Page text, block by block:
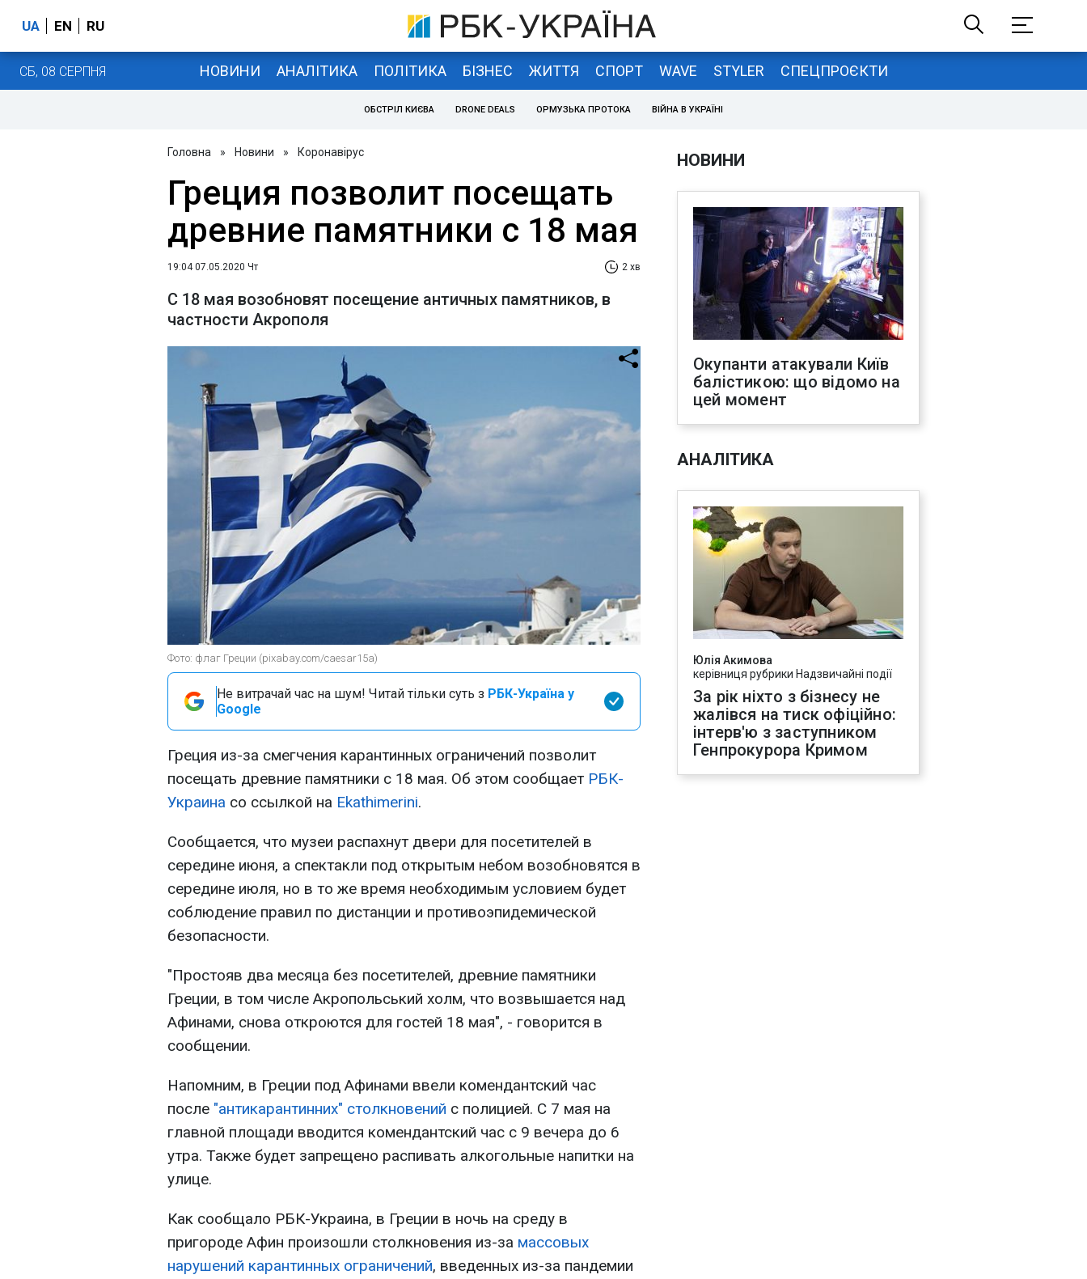
UA EN RU
СБ, 08 СЕРПНЯ НОВИНИ АНАЛІТИКА ПОЛІТИКА БІЗНЕС ЖИТТЯ СПОРТ WAVE STYLER СПЕЦПРОЄКТИ
ОБСТРІЛ КИЄВА DRONE DEALS ОРМУЗЬКА ПРОТОКА ВІЙНА В УКРАЇНІ
Головна » Новини » Коронавірус
Греция позволит посещать
древние памятники с 18 мая
19:04 07.05.2020 Чт 2 хв
С 18 мая возобновят посещение античных памятников, в
частности Акрополя
Фото: флаг Греции (pixabay.com/caesar15a)
Не витрачай час на шум! Читай тільки суть з РБК-Україна у
Google
Греция из-за смегчения карантинных ограничений позволит
посещать древние памятники с 18 мая. Об этом сообщает РБК-
Украина со ссылкой на Ekathimerini.
Сообщается, что музеи распахнут двери для посетителей в
середине июня, а спектакли под открытым небом возобновятся в
середине июля, но в то же время необходимым условием будет
соблюдение правил по дистанции и противоэпидемической
безопасности.
"Простояв два месяца без посетителей, древние памятники
Греции, в том числе Акропольський холм, что возвышается над
Афинами, снова откроются для гостей 18 мая", - говорится в
сообщении.
Напомним, в Греции под Афинами ввели комендантский час
после "антикарантинних" столкновений с полицией. С 7 мая на
главной площади вводится комендантский час с 9 вечера до 6
утра. Также будет запрещено распивать алкогольные напитки на
улице.
Как сообщало РБК-Украина, в Греции в ночь на среду в
пригороде Афин произошли столкновения из-за массовых
нарушений карантинных ограничений, введенных из-за пандемии
НОВИНИ
Окупанти атакували Київ
балістикою: що відомо на
цей момент
АНАЛІТИКА
Юлія Акимова
керівниця рубрики Надзвичайні події
За рік ніхто з бізнесу не
жалівся на тиск офіційно:
інтерв'ю з заступником
Генпрокурора Кримом